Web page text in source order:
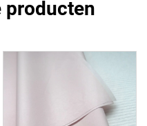
producten